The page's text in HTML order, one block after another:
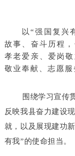
故事、奋斗历程
孝老爱亲、爱岗
敬业奉献、志愿服
围绕学习宣传
反映我县奋力建设
就，以及展现建功
有我”的使命担当。